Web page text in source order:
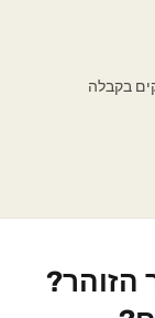
בקבלה
הזוהר?